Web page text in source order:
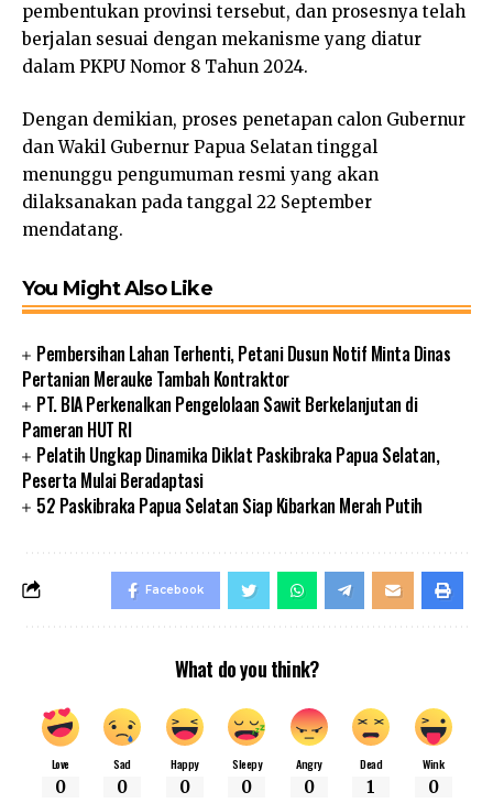
pembentukan provinsi tersebut, dan prosesnya telah
berjalan sesuai dengan mekanisme yang diatur
dalam PKPU Nomor 8 Tahun 2024.
Dengan demikian, proses penetapan calon Gubernur
dan Wakil Gubernur Papua Selatan tinggal
menunggu pengumuman resmi yang akan
dilaksanakan pada tanggal 22 September
mendatang.
You Might Also Like
Pembersihan Lahan Terhenti, Petani Dusun Notif Minta Dinas
Pertanian Merauke Tambah Kontraktor
PT. BIA Perkenalkan Pengelolaan Sawit Berkelanjutan di
Pameran HUT RI
Pelatih Ungkap Dinamika Diklat Paskibraka Papua Selatan,
Peserta Mulai Beradaptasi
52 Paskibraka Papua Selatan Siap Kibarkan Merah Putih
Facebook
What do you think?
Love
0
Sad
0
Happy
0
Sleepy
0
Angry
0
Dead
1
Wink
0